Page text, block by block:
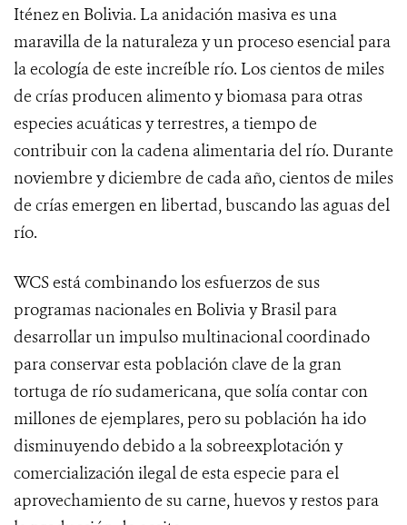
Iténez en Bolivia. La anidación masiva es una
maravilla de la naturaleza y un proceso esencial para
la ecología de este increíble río. Los cientos de miles
de crías producen alimento y biomasa para otras
especies acuáticas y terrestres, a tiempo de
contribuir con la cadena alimentaria del río. Durante
noviembre y diciembre de cada año, cientos de miles
de crías emergen en libertad, buscando las aguas del
río.
WCS está combinando los esfuerzos de sus
programas nacionales en Bolivia y Brasil para
desarrollar un impulso multinacional coordinado
para conservar esta población clave de la gran
tortuga de río sudamericana, que solía contar con
millones de ejemplares, pero su población ha ido
disminuyendo debido a la sobreexplotación y
comercialización ilegal de esta especie para el
aprovechamiento de su carne, huevos y restos para